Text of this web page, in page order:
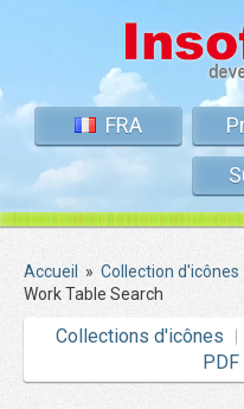
FRA
Accueil » Collection d'icônes
Work Table Search
Collections d'icônes
PDF